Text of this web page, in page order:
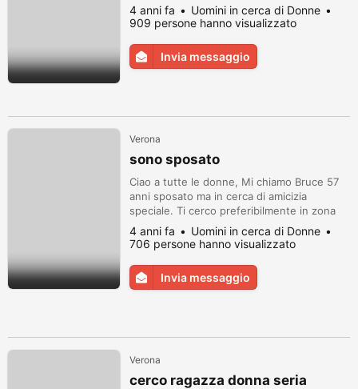
4 anni fa
Uomini in cerca di Donne
909 persone hanno visualizzato
Invia messaggio
Verona
sono sposato
Ciao a tutte le donne, Mi chiamo Bruce 57
anni sposato ma in cerca di amicizia
speciale. Ti cerco preferibilmente in zona
altogarda in quanto non ho molto tempo
libero(solo pausa pranzo) Non sono
marcenario e non ne cerco. Sono etero
4 anni fa
Uomini in cerca di Donne
706 persone hanno visualizzato
Invia messaggio
Verona
cerco ragazza donna seria